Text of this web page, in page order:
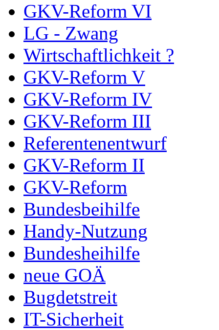
GKV-Reform VI
LG - Zwang
Wirtschaftlichkeit ?
GKV-Reform V
GKV-Reform IV
GKV-Reform III
Referentenentwurf
GKV-Reform II
GKV-Reform
Bundesbeihilfe
Handy-Nutzung
Bundesheihilfe
neue GOÄ
Bugdetstreit
IT-Sicherheit